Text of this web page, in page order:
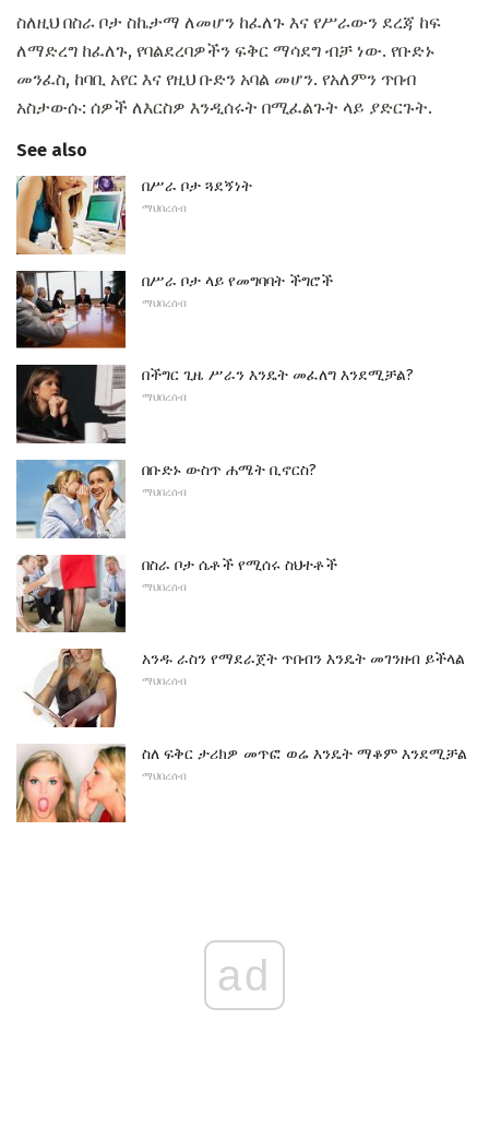
ስለዚህ በስራ ቦታ ስኬታማ ለመሆን ከፈለጉ እና የሥራውን ደረጃ ከፍ
ለማድረግ ከፈለጉ, የባልደረባዎችን ፍቅር ማሳደግ ብቻ ነው. የቡድኑ
መንፈስ, ከባቢ አየር እና የዚህ ቡድን አባል መሆን. የአለምን ጥበብ
አስታውሱ: ሰዎች ለእርስዎ እንዲሰሩት በሚፈልጉት ላይ ያድርጉት.
See also
በሥራ ቦታ ጓደኝነት
ማህበረሰብ
በሥራ ቦታ ላይ የመግባባት ችግሮች
ማህበረሰብ
በችግር ጊዜ ሥራን እንዴት መፈለግ እንደሚቻል?
ማህበረሰብ
በቡድኑ ውስጥ ሐሜት ቢኖርስ?
ማህበረሰብ
በስራ ቦታ ሴቶች የሚሰሩ ስህተቶች
ማህበረሰብ
አንዱ ራስን የማደራጀት ጥበብን እንዴት መገንዘብ ይችላል
ማህበረሰብ
ስለ ፍቅር ታሪክዎ መጥፎ ወሬ እንዴት ማቆም እንደሚቻል
ማህበረሰብ
ad